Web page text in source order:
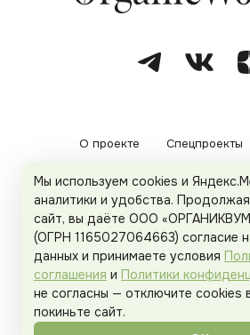
О проекте Спецпроекты
Рекламодателям Политика
Пользовательское
Organicwoman.ru . Все
Мы используем cookies и
аналитики и удобства.
сайт, вы даёте ООО
(ОГРН 1165027064663) согласие
данных и принимаете условия
соглашения и Политики
не согласны — отключите cookies
покиньте сайт.